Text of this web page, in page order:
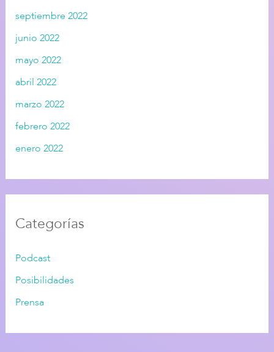
septiembre 2022
junio 2022
mayo 2022
abril 2022
marzo 2022
febrero 2022
enero 2022
Categorías
Podcast
Posibilidades
Prensa